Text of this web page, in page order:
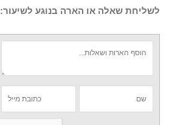
לשליחת שאלה או הארה בנוגע לשיעור: